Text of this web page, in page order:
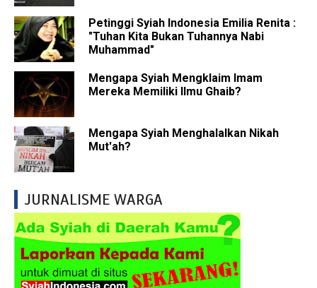
Petinggi Syiah Indonesia Emilia Renita :
"Tuhan Kita Bukan Tuhannya Nabi
Muhammad"
Mengapa Syiah Mengklaim Imam
Mereka Memiliki Ilmu Ghaib?
Mengapa Syiah Menghalalkan Nikah
Mut'ah?
JURNALISME WARGA